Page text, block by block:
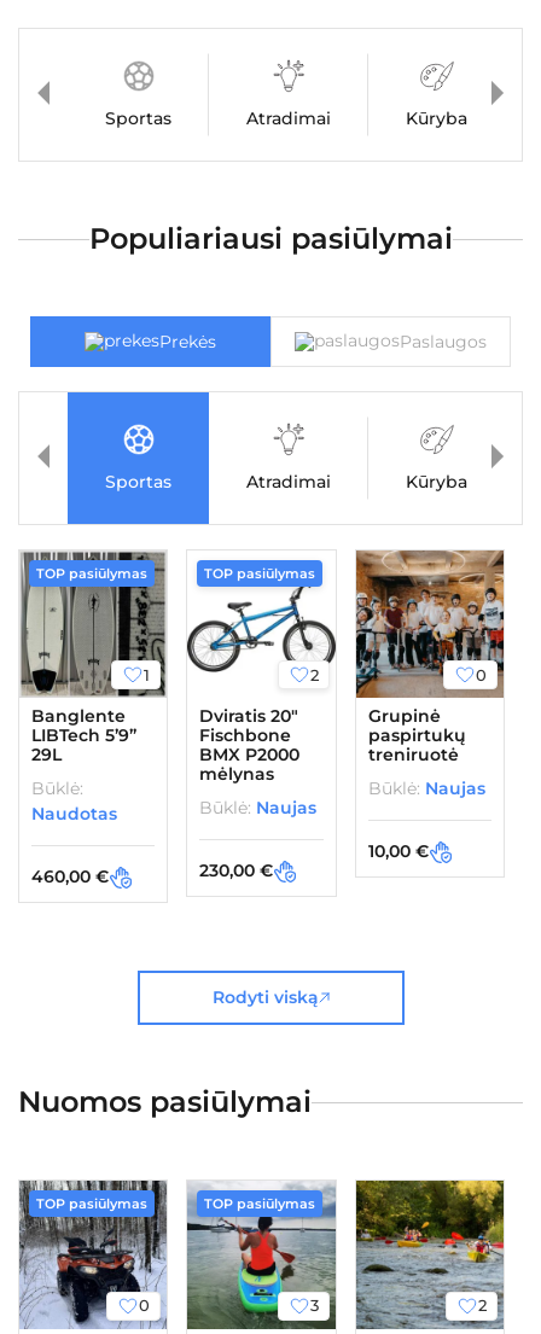
Sportas Atradimai Kūryba
Populiariausi pasiūlymai
Prekės Paslaugos
Sportas Atradimai Kūryba
TOP pasiūlymas
1
Banglente
LIBTech 5’9”
29L
Būklė:
Naudotas
460,00 €
TOP pasiūlymas
2
Dviratis 20″
Fischbone
BMX P2000
mėlynas
Būklė: Naujas
230,00€
0
Grupinė
paspirtukų
treniruotė
Būklė: Naujas
10,00 €
Rodyti viską
Nuomos pasiūlymai
TOP pasiūlymas
0
TOP pasiūlymas
3 2